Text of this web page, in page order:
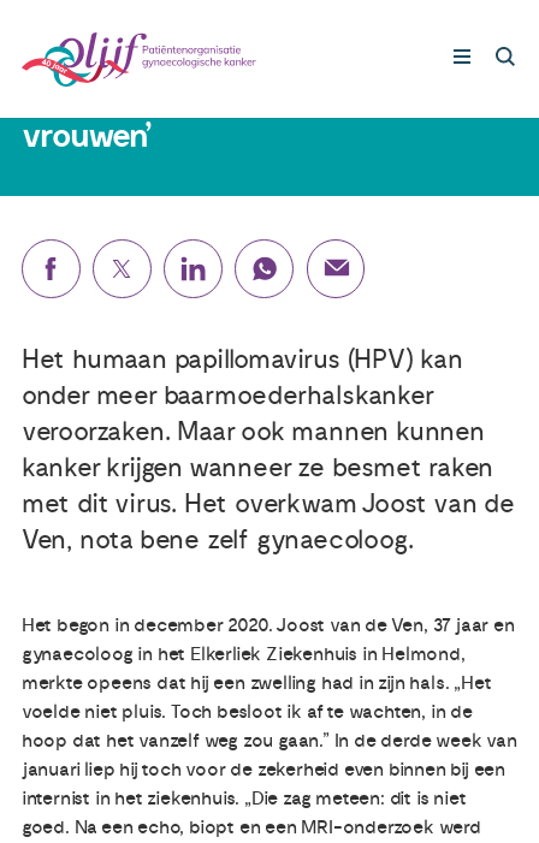
Nieuws
Agenda
Ervaringsdeskundigheid
Over ons
Contact
Lotgenoten
Leven met/na kanker
Steun ons
20 december 2021
vrouwen’
Het humaan papillomavirus (HPV) kan
onder meer baarmoederhalskanker
veroorzaken. Maar ook mannen kunnen
kanker krijgen wanneer ze besmet raken
met dit virus. Het overkwam Joost van de
Ven, nota bene zelf gynaecoloog.
Het begon in december 2020. Joost van de Ven, 37 jaar en
gynaecoloog in het Elkerliek Ziekenhuis in Helmond,
merkte opeens dat hij een zwelling had in zijn hals. „Het
voelde niet pluis. Toch besloot ik af te wachten, in de
hoop dat het vanzelf weg zou gaan.” In de derde week van
januari liep hij toch voor de zekerheid even binnen bij een
internist in het ziekenhuis. „Die zag meteen: dit is niet
goed. Na een echo, biopt en een MRI-onderzoek werd